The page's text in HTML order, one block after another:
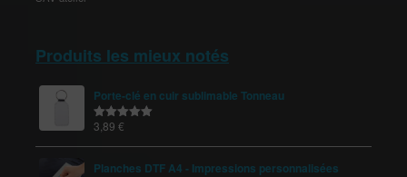
Produits les mieux notés
Porte-clé en cuir sublimable Tonneau
Note5.00
3,89 €
Planches DTF A4 - Impressions personnalisées